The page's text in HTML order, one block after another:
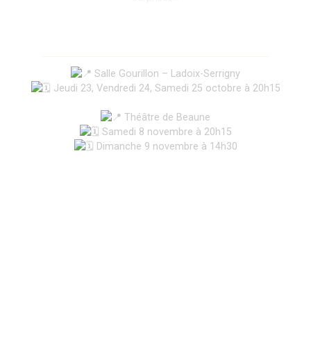
Salle Gourillon – Ladoix-Serrigny
Jeudi 23, Vendredi 24, Samedi 25 octobre à 20h15
Théâtre de Beaune
Samedi 8 novembre à 20h15
Dimanche 9 novembre à 14h30